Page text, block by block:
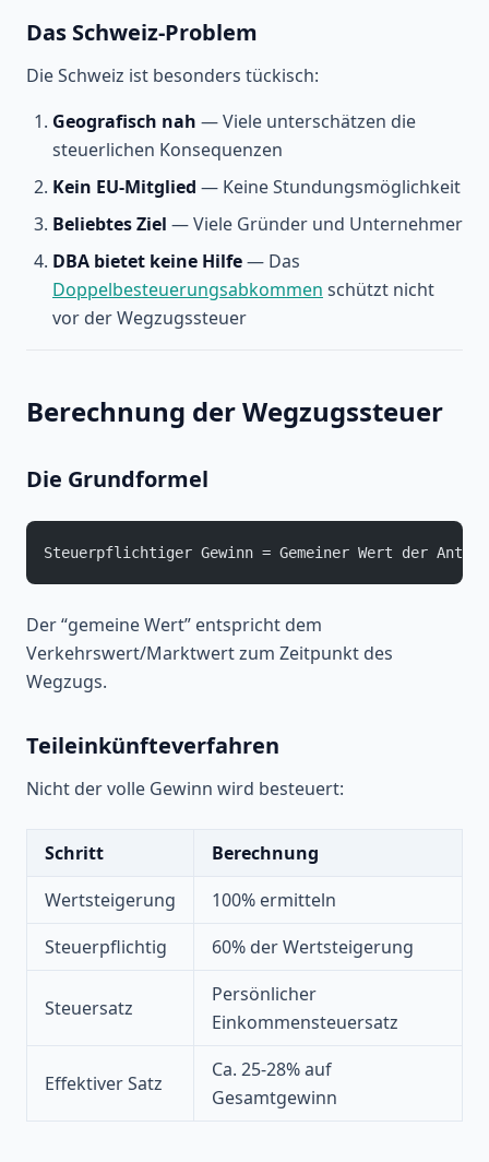
Das Schweiz-Problem
Die Schweiz ist besonders tückisch:
Geografisch nah — Viele unterschätzen die
steuerlichen Konsequenzen
Kein EU-Mitglied — Keine Stundungsmöglichkeit
Beliebtes Ziel — Viele Gründer und Unternehmer
DBA bietet keine Hilfe— Das
Doppelbesteuerungsabkommen schützt nicht
vor der Wegzugssteuer
Berechnung der Wegzugssteuer
Die Grundformel
Steuerpflichtiger Gewinn = Gemeiner Wert der
Der “gemeine Wert” entspricht dem
Verkehrswert/Marktwert zum Zeitpunkt des
Wegzugs.
Teileinkünfteverfahren
Nicht der volle Gewinn wird besteuert:
Schritt
Berechnung
Wertsteigerung
100% ermitteln
Steuerpflichtig
60% der Wertsteigerung
Steuersatz
Persönlicher
Einkommensteuersatz
Effektiver Satz
Ca. 25-28% auf
Gesamtgewinn